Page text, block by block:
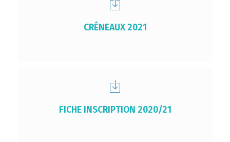
CRÉNEAUX 2021
FICHE INSCRIPTION 2020/21